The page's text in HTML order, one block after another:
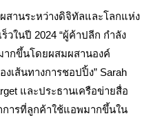
านระหว่างดิจิทัลและโลกแห่ง
วในปี 2024 “ผู้ค้าปลีก กำลัง
ากขึ้นโดยผสมผสานองค์
เส้นทางการชอปปิ้ง” Sarah
และประธานเครือข่ายสื่อ
การที่ลูกค้าใช้แอพมากขึ้นใน